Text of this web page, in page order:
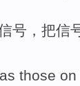
号 ， 把信
those on